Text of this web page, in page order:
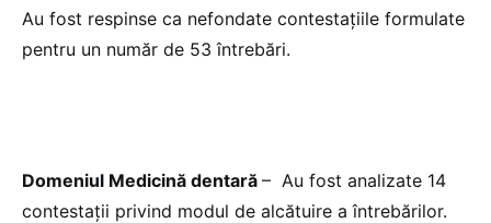
Au fost respinse ca nefondate contestațiile formulate
pentru un număr de 53 întrebări.
Domeniul Medicină dentară – Au fost analizate 14
contestații privind modul de alcătuire a întrebărilor.